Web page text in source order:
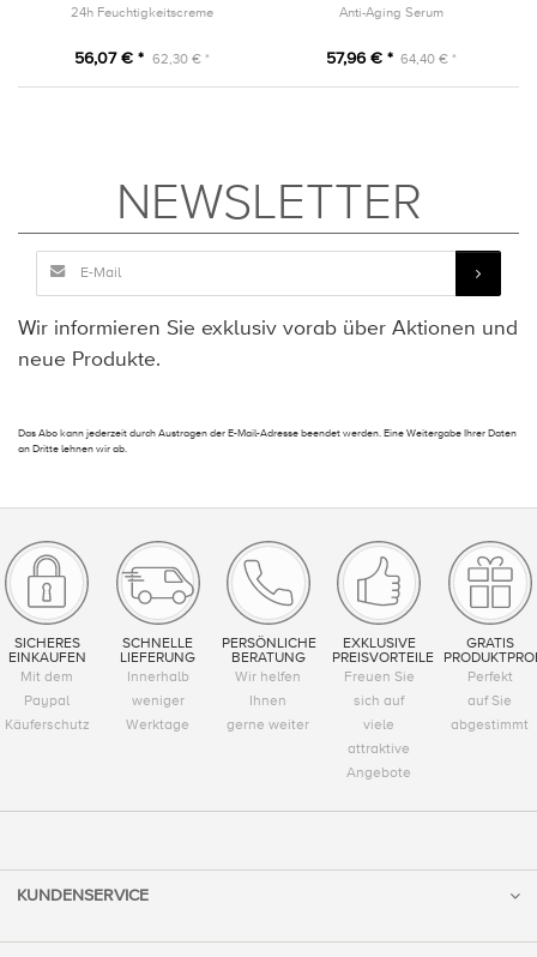
24h Feuchtigkeitscreme
56,07 € * 62,30 € *
Anti-Aging Serum
57,96 € * 64,40 € *
NEWSLETTER
Wir informieren Sie exklusiv vorab über Aktionen und
neue Produkte.
Das Abo kann jederzeit durch Austragen der E-Mail-Adresse beendet werden. Eine Weitergabe Ihrer Daten
an Dritte lehnen wir ab.
SICHERES
EINKAUFEN
Mit dem
Paypal
Käuferschutz
SCHNELLE
LIEFERUNG
Innerhalb
weniger
Werktage
PERSÖNLICHE
BERATUNG
Wir helfen
Ihnen
gerne weiter
EXKLUSIVE
PREISVORTEILE
Freuen Sie
sich auf
viele
attraktive
Angebote
GRATIS
Perfekt
auf Sie
abgestimmt
KUNDENSERVICE